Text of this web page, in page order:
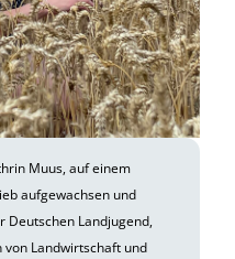
Muus, auf einem
aufgewachsen und
Deutschen Landjugend,
Landwirtschaft und